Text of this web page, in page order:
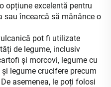
opțiune excelentă pentru
sau încearcă să mănânce o
pot fi utilizate
de legume, inclusiv
și morcovi, legume cu
legume crucifere precum
asemenea, le poți folosi